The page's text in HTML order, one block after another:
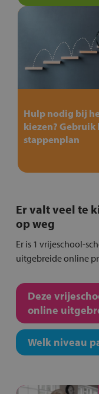
Hulp nodig bij
kiezen? Gebruik
stappenplan
Er valt veel te
op weg
Er is 1 vrijeschool-
uitgebreide online
Deze
online
Welk niveau